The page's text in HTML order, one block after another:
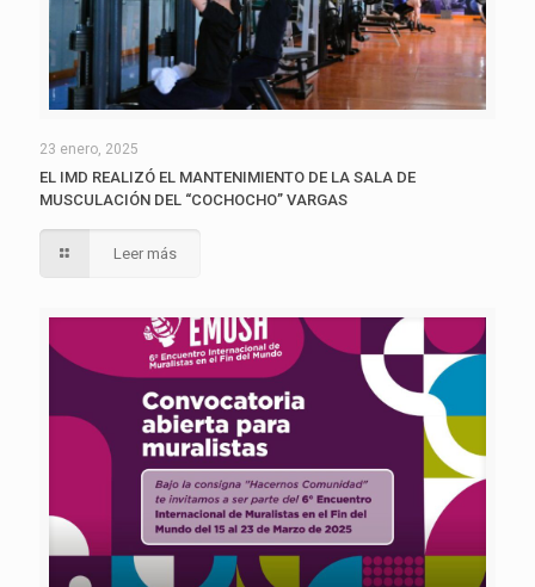
23 enero, 2025
EL IMD REALIZÓ EL MANTENIMIENTO DE LA SALA DE
MUSCULACIÓN DEL “COCHOCHO” VARGAS
Leer más